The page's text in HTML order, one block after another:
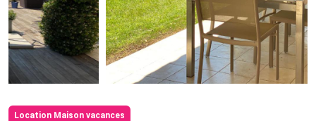
Location Maison vacances